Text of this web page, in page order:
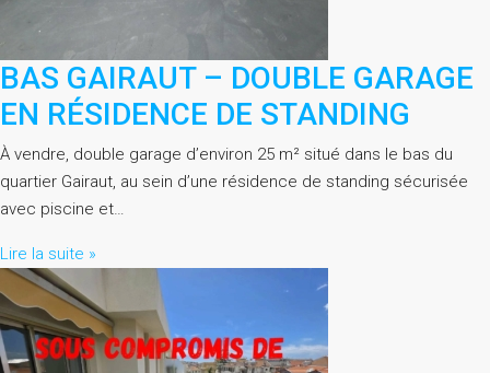
BAS GAIRAUT – DOUBLE GARAGE
EN RÉSIDENCE DE STANDING
À vendre, double garage d’environ 25 m² situé dans le bas du
quartier Gairaut, au sein d’une résidence de standing sécurisée
avec piscine et…
Lire la suite »